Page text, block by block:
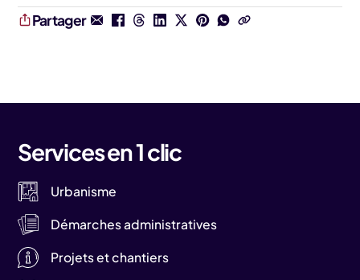
Partager
Services en 1 clic
Urbanisme
Démarches administratives
Projets et chantiers